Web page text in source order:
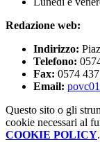
Redazione web:
Indirizzo:
Telefono:
Fax: 0574
Email:
Questo sito o gli
cookie necessari al
COOKIE POLICY.